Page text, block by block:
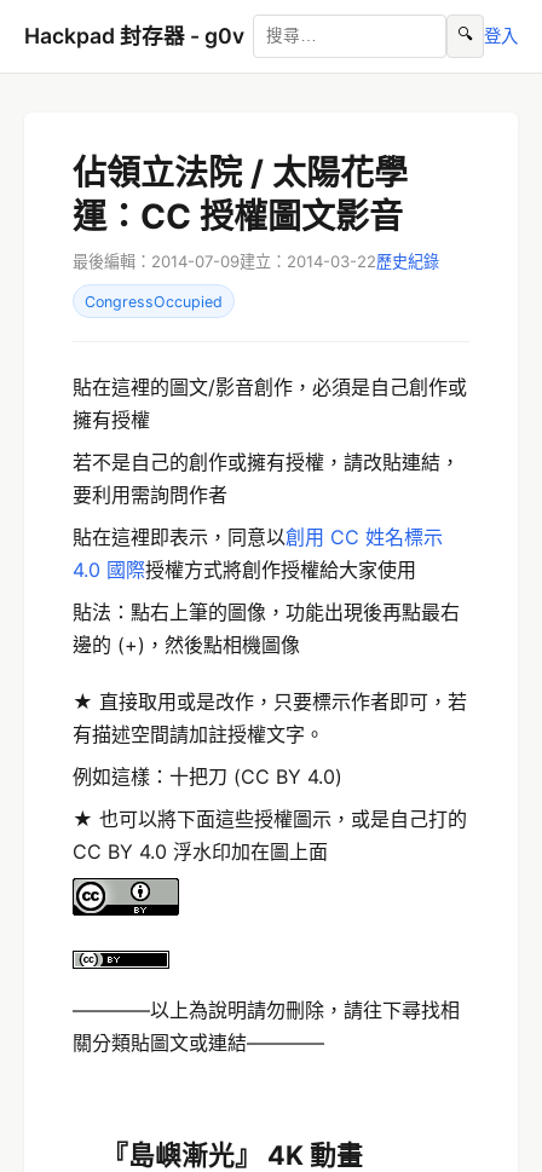
Hackpad 封存器 - g0v 🔍 登入
佔領立法院 / 太陽花學
運：CC 授權圖文影音
最後編輯：2014-07-09建立：2014-03-22歷史紀錄
CongressOccupied
貼在這裡的圖文/影音創作，必須是自己創作或
擁有授權
若不是自己的創作或擁有授權，請改貼連結，
要利用需詢問作者
貼在這裡即表示，同意以創用 CC 姓名標示
4.0 國際授權方式將創作授權給大家使用
貼法：點右上筆的圖像，功能出現後再點最右
邊的 (+)，然後點相機圖像
★ 直接取用或是改作，只要標示作者即可，若
有描述空間請加註授權文字。
例如這樣：十把刀 (CC BY 4.0)
★ 也可以將下面這些授權圖示，或是自己打的
CC BY 4.0 浮水印加在圖上面
————以上為說明請勿刪除，請往下尋找相
關分類貼圖文或連結————
『島嶼漸光』 4K 動畫